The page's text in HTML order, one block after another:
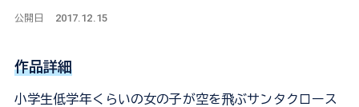
公開日 2017.12.15
作品詳細
小学生低学年くらいの女の子が空を飛ぶサンタクロース